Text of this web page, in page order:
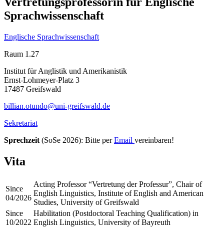
Sprachwissenschaft
Englische Sprachwissenschaft
Raum 1.27
Institut für Anglistik und Amerikanistik
Ernst-Lohmeyer-Platz 3
17487 Greifswald
billian.otundo@uni-greifswald.de
Sekretariat
Sprechzeit (SoSe 2026): Bitte perEmail vereinbaren!
Vita
Since
04/2026
Acting Professor “Vertretung der Professur”, Chair of
English Linguistics, Institute of English and American
Studies, University of Greifswald
Since
10/2022
Habilitation (Postdoctoral Teaching Qualification) in
English Linguistics, University of Bayreuth